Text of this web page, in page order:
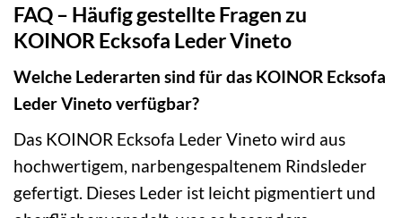
FAQ – Häufig gestellte Fragen zu
KOINOR Ecksofa Leder Vineto
Welche Lederarten sind für das KOINOR Ecksofa
Leder Vineto verfügbar?
Das KOINOR Ecksofa Leder Vineto wird aus
hochwertigem, narbengespaltenem Rindsleder
gefertigt. Dieses Leder ist leicht pigmentiert und